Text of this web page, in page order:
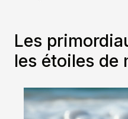
Les
les étoiles de